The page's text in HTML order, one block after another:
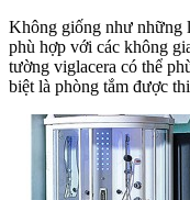
Không giống như những
phù hợp với các không
tường viglacera có thể
biệt là phòng tắm được